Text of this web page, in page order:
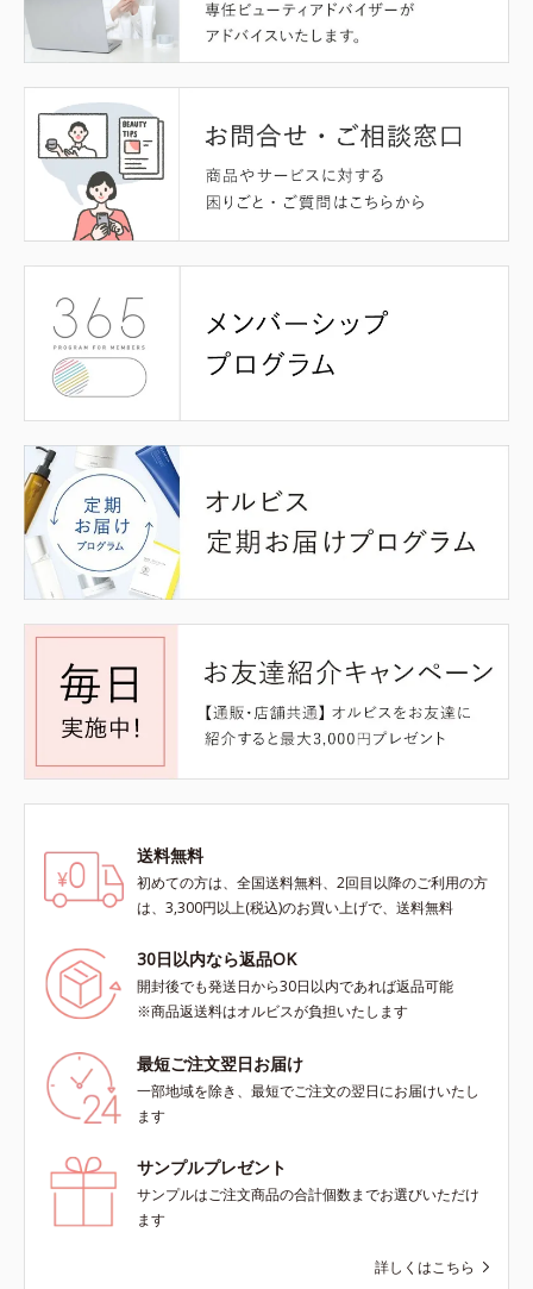
送料無料
初めての方は、全国送料無料、2回目以降のご利用の方
は、3,300円以上(税込)のお買い上げで、送料無料
30日以内なら返品OK
開封後でも発送日から30日以内であれば返品可能
※商品返送料はオルビスが負担いたします
最短ご注文翌日お届け
一部地域を除き、最短でご注文の翌日にお届けいたし
ます
サンプルプレゼント
サンプルはご注文商品の合計個数までお選びいただけ
ます
詳しくはこちら